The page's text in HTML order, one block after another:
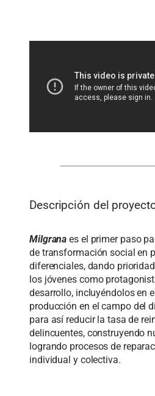
Descripción del
Milgrana es el primer paso
de transformación social en
diferenciales, dando
los jóvenes como
desarrollo, incluyéndolos en
producción en el campo del
para así reducir la tasa de
delincuentes, construyendo
logrando procesos de
individual y colectiva.